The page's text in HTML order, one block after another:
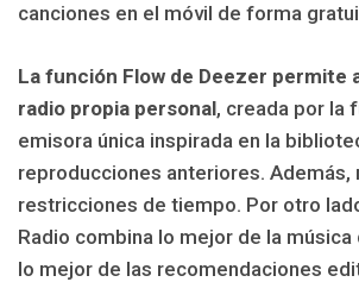
canciones en el móvil de forma
La función Flow de Deezer permite
radio propia personal, creada por la
emisora única inspirada en la
reproducciones anteriores. Además,
restricciones de tiempo. Por otro
Radio combina lo mejor de la música
lo mejor de las recomendaciones